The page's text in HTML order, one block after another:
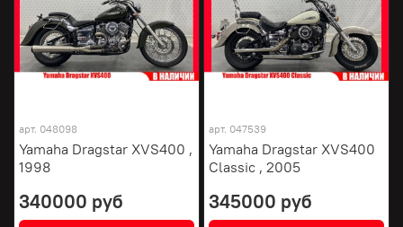
арт. 048098
Yamaha Dragstar XVS400 ,
1998
340000 руб
арт. 047539
Yamaha Dragstar XVS400
Classic , 2005
345000 руб